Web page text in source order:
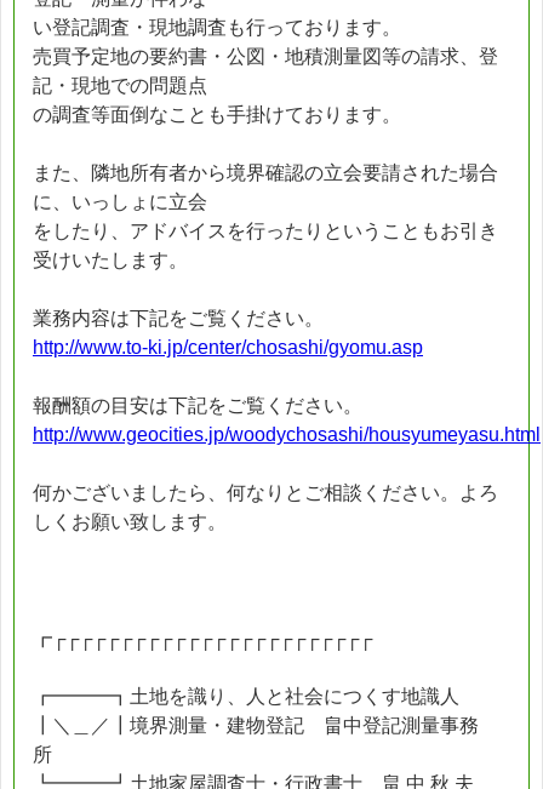
い登記調査・現地調査も行っております。
売買予定地の要約書・公図・地積測量図等の請求、登
記・現地での問題点
の調査等面倒なことも手掛けております。
また、隣地所有者から境界確認の立会要請された場合
に、いっしょに立会
をしたり、アドバイスを行ったりということもお引き
受けいたします。
業務内容は下記をご覧ください。
http://www.to-ki.jp/center/chosashi/gyomu.asp
報酬額の目安は下記をご覧ください。
http://www.geocities.jp/woodychosashi/housyumeyasu.html
何かございましたら、何なりとご相談ください。よろ
しくお願い致します。
┏┌┌┌┌┌┌┌┌┌┌┌┌┌┌┌┌┌┌┌┌┌┌┌┌
┏━━━┓土地を識り、人と社会につくす地識人
┃＼＿／┃境界測量・建物登記 畠中登記測量事務
所
┗━━━┛土地家屋調査士・行政書士 畠 中 秋 夫